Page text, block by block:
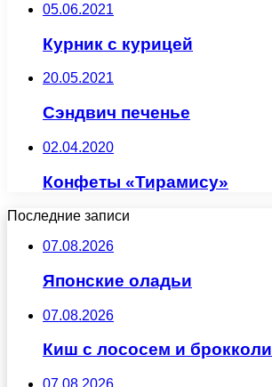
05.06.2021
Курник с курицей
20.05.2021
Сэндвич печенье
02.04.2020
Конфеты «Тирамису»
Последние записи
07.08.2026
Японские оладьи
07.08.2026
Киш с лососем и брокколи